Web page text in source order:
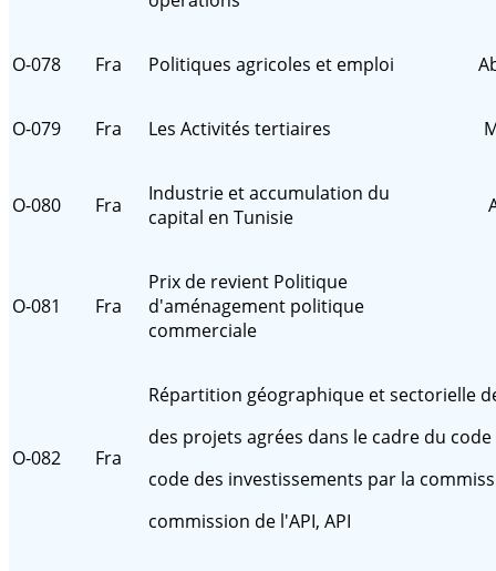
O-078 Fra Politiques agricoles et emploi
O-079 Fra Les Activités tertiaires
O-080 Fra
Industrie et accumulation du
capital en Tunisie
O-081 Fra
Prix de revient Politique
d'aménagement politique
commerciale
O-082 Fra
Répartition géographique et sectorielle
des projets agrées dans le cadre du code
code des investissements par la
commission de l'API, API